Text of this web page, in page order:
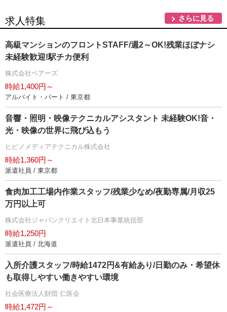
求人特集 さらに見る
高級マンションのフロントSTAFF/週2～OK!残業ほぼナシ
未経験歓迎!駅チカ便利
株式会社ベアーズ
時給1,400円～
アルバイト・パート / 東京都
音響・照明・映像テクニカルアシスタント 未経験OK!音・
光・映像の世界に飛び込もう
ヒビノメディアテクニカル株式会社
時給1,360円～
派遣社員 / 東京都
食肉加工工場内作業スタッフ/残業少なめ/夜勤専属/月収25
万円以上可
株式会社ジャパンクリエイト北日本事業統括部
時給1,250円
派遣社員 / 北海道
入所介護スタッフ/時給1472円&有給あり/日勤のみ・希望休
も取得しやすい働きやすい環境
社会医療法人財団 仁医会
時給1,472円～